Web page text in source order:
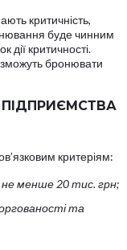
критичність,
буде чинним
дії критичності.
зможуть бронювати
ПІДПРИЄМСТВА
критеріям:
менше 20 тис. грн;
та